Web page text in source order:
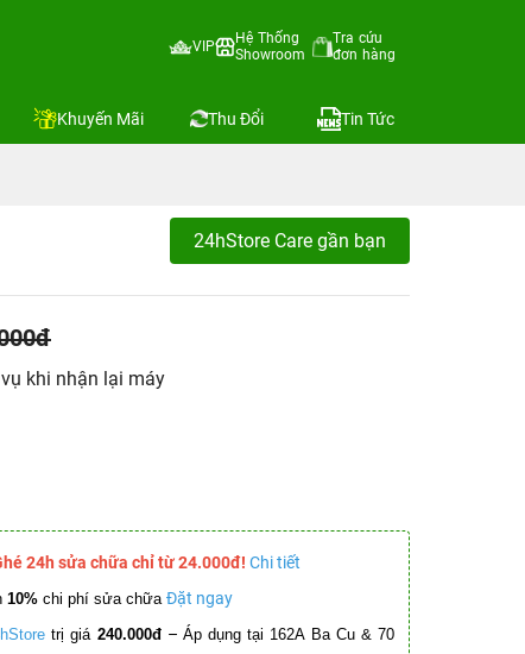
VIP
Hệ Thống
Showroom
Tra cứu
đơn hàng
Khuyến Mãi Thu Đổi Tin Tức
24hStore Care gần bạn
khi nhận lại máy
24h sửa chữa chỉ từ 24.000đ! Chi tiết
10% chi phí sửa chữa Đặt ngay
trị giá 240.000đ – Áp dụng tại 162A Ba Cu & 70